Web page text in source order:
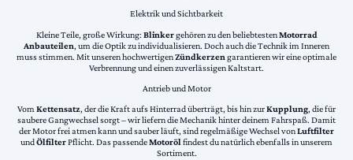
Elektrik und Sichtbarkeit
Kleine Teile, große Wirkung: Blinkergehören zu den beliebtestenMotorrad
Anbauteilen, um die Optik zu individualisieren. Doch auch die Technik im Inneren
muss stimmen. Mit unseren hochwertigenZündkerzen garantieren wir eine optimale
Verbrennung und einen zuverlässigen Kaltstart.
Antrieb und Motor
VomKettensatz, der die Kraft aufs Hinterrad überträgt, bis hin zurKupplung, die für
saubere Gangwechsel sorgt – wir liefern die Mechanik hinter deinem Fahrspaß. Damit
der Motor frei atmen kann und sauber läuft, sind regelmäßige Wechsel vonLuftfilter
undÖlfilterPflicht. Das passendeMotorölfindest du natürlich ebenfalls in unserem
Sortiment.